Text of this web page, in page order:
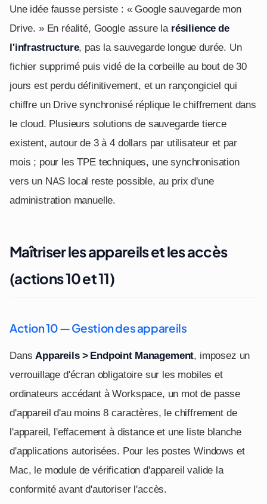
Une idée fausse persiste : « Google sauvegarde mon
Drive. » En réalité, Google assure la résilience de
l'infrastructure, pas la sauvegarde longue durée. Un
fichier supprimé puis vidé de la corbeille au bout de 30
jours est perdu définitivement, et un rançongiciel qui
chiffre un Drive synchronisé réplique le chiffrement dans
le cloud. Plusieurs solutions de sauvegarde tierce
existent, autour de 3 à 4 dollars par utilisateur et par
mois ; pour les TPE techniques, une synchronisation
vers un NAS local reste possible, au prix d'une
administration manuelle.
Maîtriser les appareils et les accès
(actions 10 et 11)
Action 10 — Gestion des appareils
DansAppareils > Endpoint Management, imposez un
verrouillage d'écran obligatoire sur les mobiles et
ordinateurs accédant à Workspace, un mot de passe
d'appareil d'au moins 8 caractères, le chiffrement de
l'appareil, l'effacement à distance et une liste blanche
d'applications autorisées. Pour les postes Windows et
Mac, le module de vérification d'appareil valide la
conformité avant d'autoriser l'accès.